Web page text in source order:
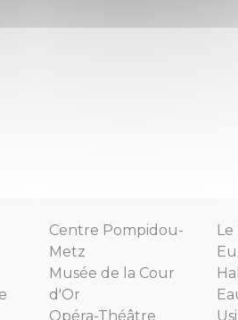
Centre Pompidou-
Metz
Musée de la Cour
d'Or
Opéra-Théâtre
Le